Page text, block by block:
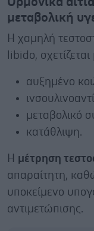
μεταβολική
Η χαμηλή
libido, σχετίζεται
αυξημένο
μεταβολικό
κατάθλιψη.
Η μέτρηση
απαραίτητη,
υποκείμενο
αντιμετώπισης.